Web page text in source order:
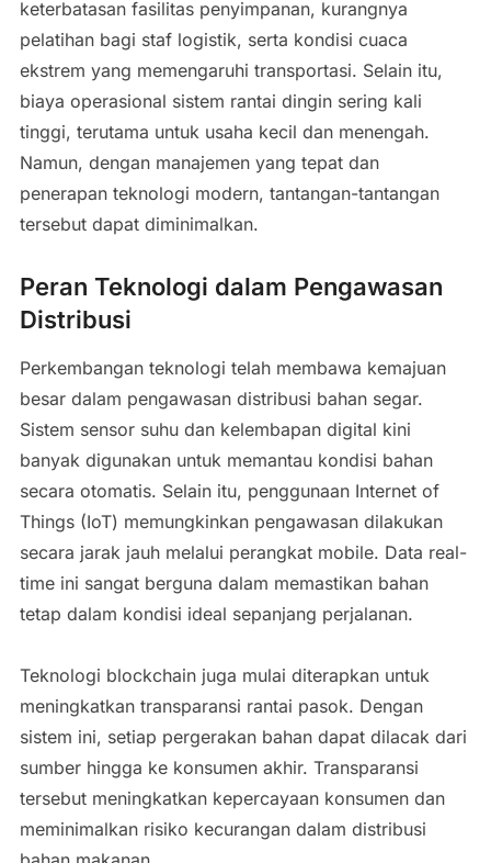
keterbatasan fasilitas penyimpanan, kurangnya
pelatihan bagi staf logistik, serta kondisi cuaca
ekstrem yang memengaruhi transportasi. Selain itu,
biaya operasional sistem rantai dingin sering kali
tinggi, terutama untuk usaha kecil dan menengah.
Namun, dengan manajemen yang tepat dan
penerapan teknologi modern, tantangan-tantangan
tersebut dapat diminimalkan.
Peran Teknologi dalam Pengawasan
Distribusi
Perkembangan teknologi telah membawa kemajuan
besar dalam pengawasan distribusi bahan segar.
Sistem sensor suhu dan kelembapan digital kini
banyak digunakan untuk memantau kondisi bahan
secara otomatis. Selain itu, penggunaan Internet of
Things (IoT) memungkinkan pengawasan dilakukan
secara jarak jauh melalui perangkat mobile. Data real-
time ini sangat berguna dalam memastikan bahan
tetap dalam kondisi ideal sepanjang perjalanan.
Teknologi blockchain juga mulai diterapkan untuk
meningkatkan transparansi rantai pasok. Dengan
sistem ini, setiap pergerakan bahan dapat dilacak dari
sumber hingga ke konsumen akhir. Transparansi
tersebut meningkatkan kepercayaan konsumen dan
meminimalkan risiko kecurangan dalam distribusi